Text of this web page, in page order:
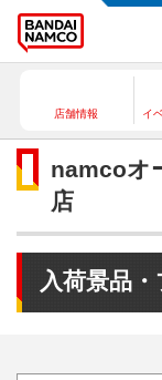
店舗情報 イ
namcoオ
店
入荷景品